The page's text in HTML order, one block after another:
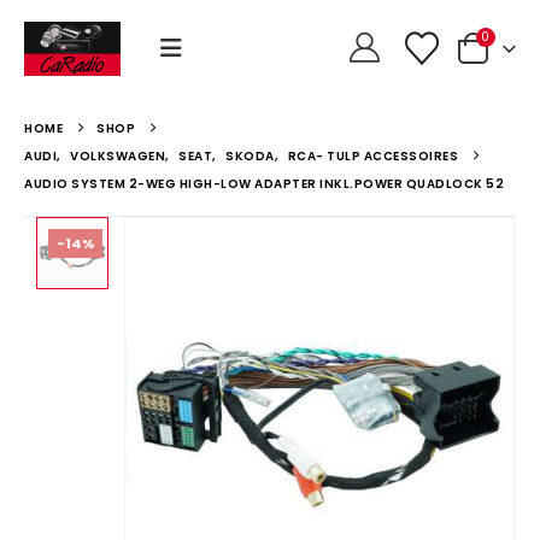
0
HOME
SHOP
AUDI, VOLKSWAGEN, SEAT, SKODA, RCA- TULP ACCESSOIRES
AUDIO SYSTEM 2-WEG HIGH-LOW ADAPTER INKL.POWER QUADLOCK 52
-14%